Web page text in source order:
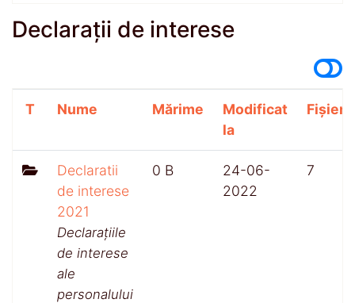
Declarații de interese
T Nume Mărime
Modificat
la
Fișiere
Declaratii
de interese
2021
Declarațiile
de interese
ale
personalului
0 B
24-06-
2022
7